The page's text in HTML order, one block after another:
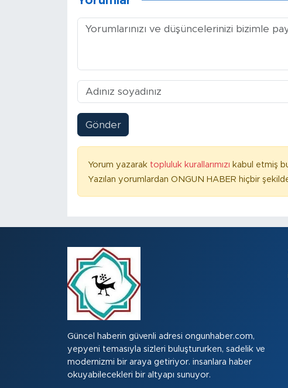
Gönder
Yorum yazarak topluluk kurallarımızı kabul etmiş
Yazılan yorumlardan ONGUN HABER hiçbir
Güncel haberin güvenli adresi ongunhaber.com,
yepyeni temasıyla sizleri buluştururken, sadelik ve
modernizmi bir araya getiriyor. insanlara haber
okuyabilecekleri bir altyapı sunuyor.